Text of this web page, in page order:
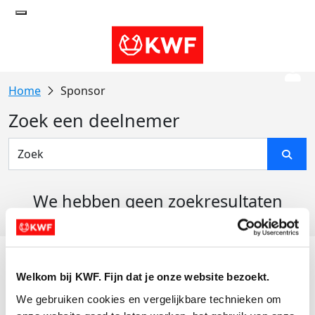
Welkom bij KWF. Fijn dat je onze website bezoekt.
We gebruiken cookies en vergelijkbare technieken om
Sponsor
Zoek een deelnemer
We hebben geen zoekresultaten
Actiematerialen
Evenementen